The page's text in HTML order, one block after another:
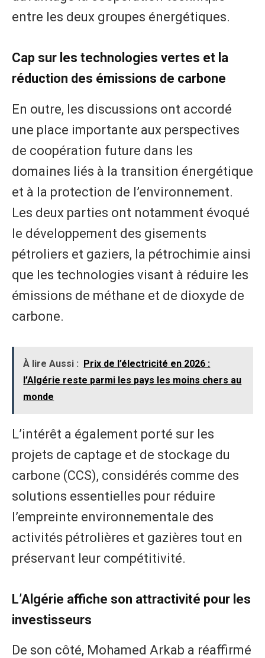
entre les deux groupes énergétiques.
Cap sur les technologies vertes et la
réduction des émissions de carbone
En outre, les discussions ont accordé
une place importante aux perspectives
de coopération future dans les
domaines liés à la transition énergétique
et à la protection de l’environnement.
Les deux parties ont notamment évoqué
le développement des gisements
pétroliers et gaziers, la pétrochimie ainsi
que les technologies visant à réduire les
émissions de méthane et de dioxyde de
carbone.
À lire Aussi : Prix de l’électricité en 2026 :
l’Algérie reste parmi les pays les moins chers au
monde
L’intérêt a également porté sur les
projets de captage et de stockage du
carbone (CCS), considérés comme des
solutions essentielles pour réduire
l’empreinte environnementale des
activités pétrolières et gazières tout en
préservant leur compétitivité.
L’Algérie affiche son attractivité pour les
investisseurs
De son côté, Mohamed Arkab a réaffirmé